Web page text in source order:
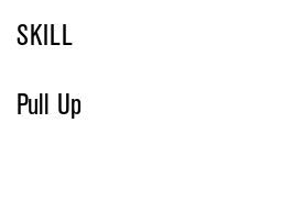
SKILL
Pull Up